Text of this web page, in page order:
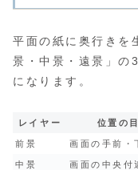
平面の紙に奥行きを
景・中景・遠景」の
になります。
レイヤー 位置の
前景 画面の手前・
中景 画面の中央付